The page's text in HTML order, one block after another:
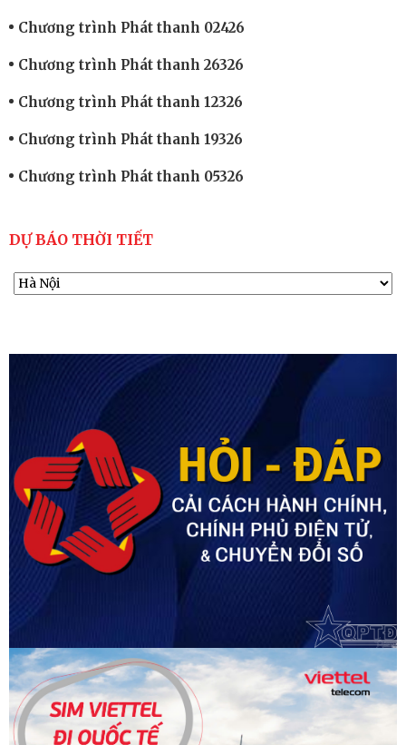
Chương trình Phát thanh 02426
Chương trình Phát thanh 26326
Chương trình Phát thanh 12326
Chương trình Phát thanh 19326
Chương trình Phát thanh 05326
DỰ BÁO THỜI TIẾT